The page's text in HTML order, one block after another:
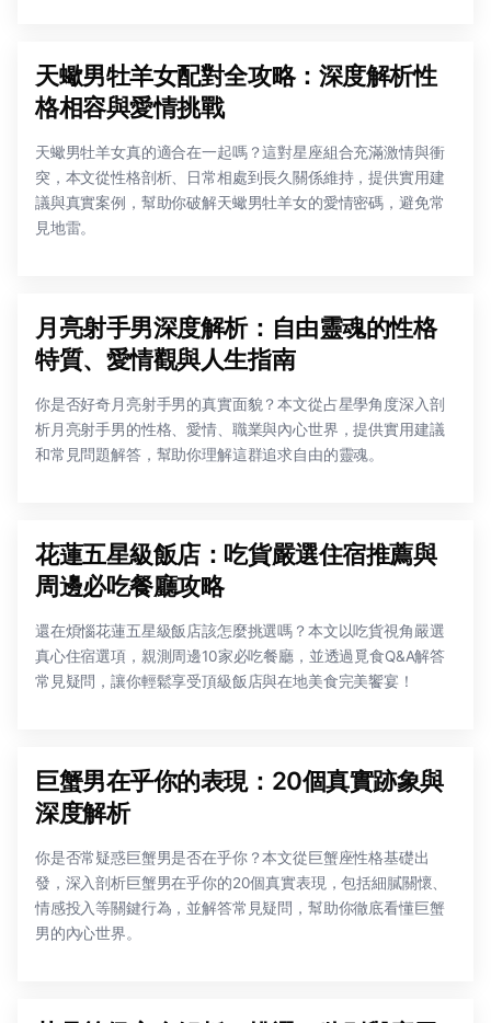
天蠍男牡羊女配對全攻略：深度解析性
格相容與愛情挑戰
天蠍男牡羊女真的適合在一起嗎？這對星座組合充滿激情與衝
突，本文從性格剖析、日常相處到長久關係維持，提供實用建
議與真實案例，幫助你破解天蠍男牡羊女的愛情密碼，避免常
見地雷。
月亮射手男深度解析：自由靈魂的性格
特質、愛情觀與人生指南
你是否好奇月亮射手男的真實面貌？本文從占星學角度深入剖
析月亮射手男的性格、愛情、職業與內心世界，提供實用建議
和常見問題解答，幫助你理解這群追求自由的靈魂。
花蓮五星級飯店：吃貨嚴選住宿推薦與
周邊必吃餐廳攻略
還在煩惱花蓮五星級飯店該怎麼挑選嗎？本文以吃貨視角嚴選
真心住宿選項，親測周邊10家必吃餐廳，並透過覓食Q&A解答
常見疑問，讓你輕鬆享受頂級飯店與在地美食完美饗宴！
巨蟹男在乎你的表現：20個真實跡象與
深度解析
你是否常疑惑巨蟹男是否在乎你？本文從巨蟹座性格基礎出
發，深入剖析巨蟹男在乎你的20個真實表現，包括細膩關懷、
情感投入等關鍵行為，並解答常見疑問，幫助你徹底看懂巨蟹
男的內心世界。